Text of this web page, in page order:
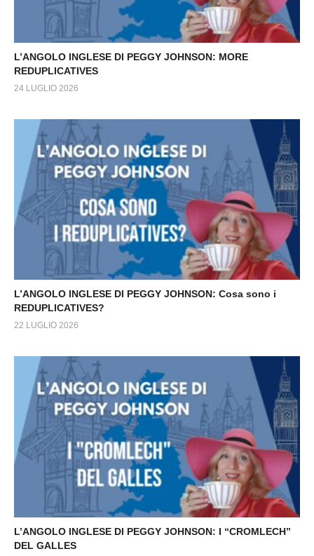
L’ANGOLO INGLESE DI PEGGY JOHNSON: MORE
REDUPLICATIVES
24 LUGLIO 2026
L’ANGOLO INGLESE DI PEGGY JOHNSON: Cosa sono i
REDUPLICATIVES?
22 LUGLIO 2026
L’ANGOLO INGLESE DI PEGGY JOHNSON: I “CROMLECH”
DEL GALLES